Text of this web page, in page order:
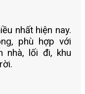
nhất hiện nay.
phù hợp với
nhà, lối đi, khu